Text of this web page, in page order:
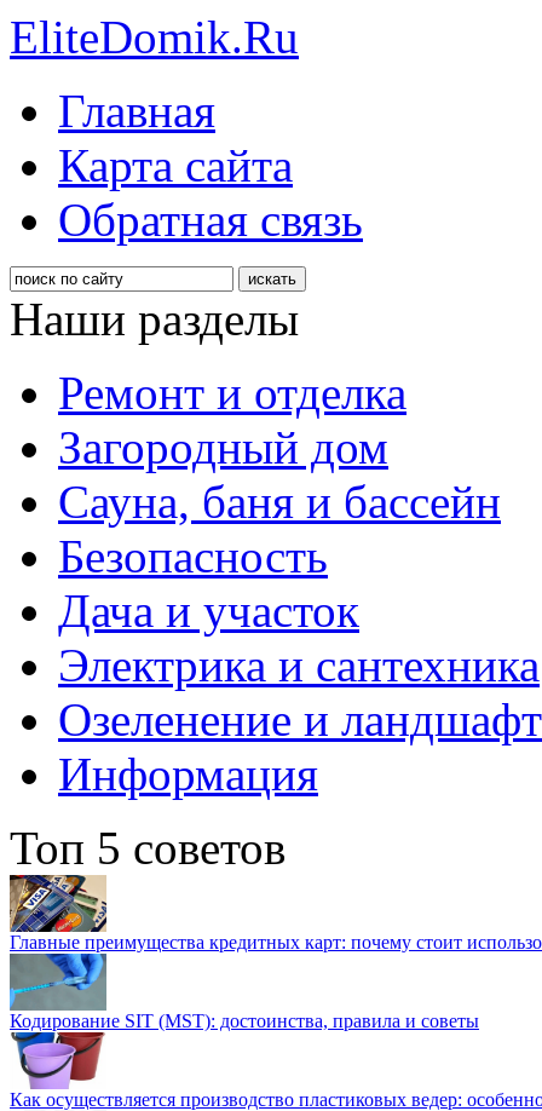
EliteDomik.Ru
Главная
Карта сайта
Обратная связь
Наши разделы
Ремонт и отделка
Загородный дом
Сауна, баня и бассейн
Безопасность
Дача и участок
Электрика и сантехника
Озеленение и
Информация
Топ 5 советов
Главные преимущества кредитных карт: почему стоит
Кодирование SIT (MST): достоинства, правила и советы
Как осуществляется производство пластиковых ведер: